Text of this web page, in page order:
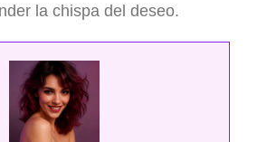
la chispa del deseo.